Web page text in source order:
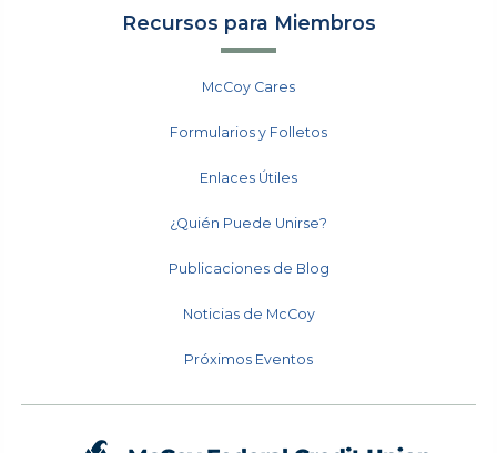
Recursos para Miembros
McCoy Cares
Formularios y Folletos
Enlaces Útiles
¿Quién Puede Unirse?
Publicaciones de Blog
Noticias de McCoy
Próximos Eventos